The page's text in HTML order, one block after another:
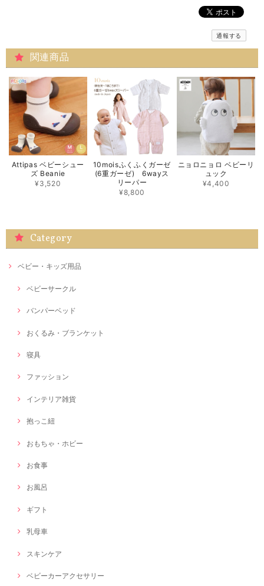
通報する
関連商品
Attipas ベビーシュー
ズ Beanie
¥3,520
10moisふくふくガーゼ
(6重ガーゼ) 6wayス
リーパー
¥8,800
ニョロニョロ ベビーリ
ュック
¥4,400
Category
ベビー・キッズ用品
ベビーサークル
バンパーベッド
おくるみ・ブランケット
寝具
ファッション
インテリア雑貨
抱っこ紐
おもちゃ・ホビー
お食事
お風呂
ギフト
乳母車
スキンケア
ベビーカーアクセサリー